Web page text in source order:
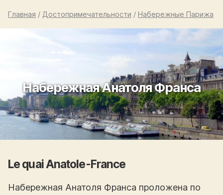
Главная / Достопримечательности / Набережные Парижа
Набережная Анатоля Франса
Le quai Anatole-France
Набережная Анатоля Франса проложена по